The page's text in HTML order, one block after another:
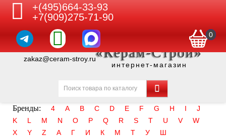
+(495)664-33-93
+7(909)275-71-90
0
zakaz@ceram-stroy.ru«Керам-Строй»
интернет-магазин
Бренды: 4 A B C D E F G H I
J
K
L M N O P Q R S T U V
W
X
Y Z А Г И К М Т У Ш